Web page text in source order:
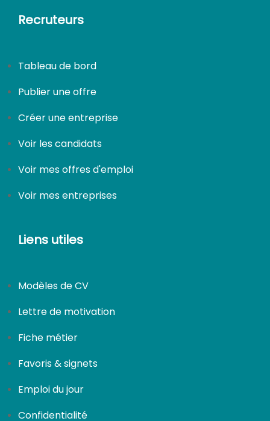
Recruteurs
Tableau de bord
Publier une offre
Créer une entreprise
Voir les candidats
Voir mes offres d'emploi
Voir mes entreprises
Liens utiles
Modèles de CV
Lettre de motivation
Fiche métier
Favoris & signets
Emploi du jour
Confidentialité